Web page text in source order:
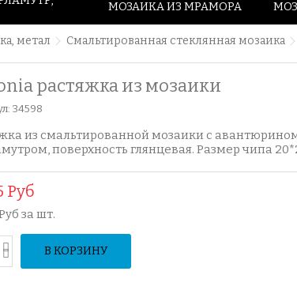
МОЗАИКА ИЗ МРАМОРА
метал Смальтированная стеклянная мозаика
растяжка из мозаики
34598
из смальтированной мозаики с
поверхность глянцевая. Размер чипа
Руб
за шт.
В КОРЗИНУ